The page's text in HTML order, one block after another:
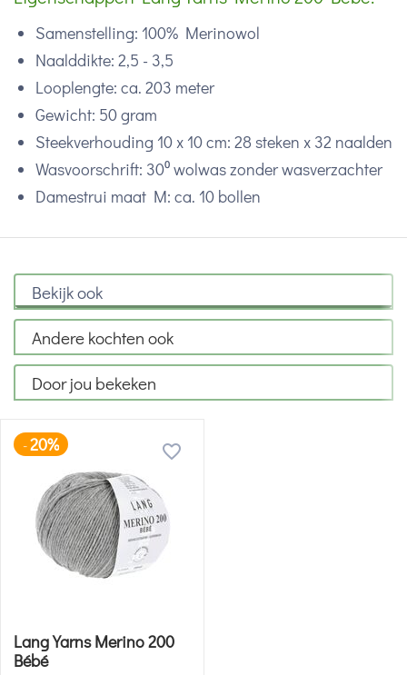
Samenstelling: 100% Merinowol
Naalddikte: 2,5 - 3,5
Looplengte: ca. 203 meter
Gewicht: 50 gram
Steekverhouding 10 x 10 cm: 28 steken x 32 naalden
Wasvoorschrift: 30⁰ wolwas zonder wasverzachter
Damestrui maat M: ca. 10 bollen
Bekijk ook
Andere kochten ook
Door jou bekeken
-20%
Lang Yarns Merino 200
Bébé